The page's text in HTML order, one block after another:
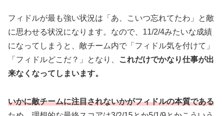
フィドルが最も強い状況は「あ、こいつ忘れてたわ」と敵
に思わせる状況になります。なので、11/2/4みたいな成績
になってしまうと、敵チーム内で「フィドル気を付けて」
「フィドルどこだ？」となり、
これだけでかなり仕事が出
来なくなってしまいます。
いかに敵チームに注目されないかがフィドルの本質である